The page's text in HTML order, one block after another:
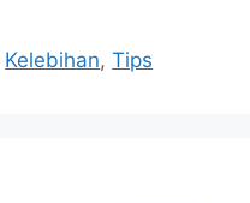
Kelebihan,Tips